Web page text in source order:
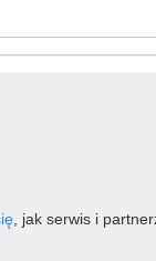
, jak serwis i